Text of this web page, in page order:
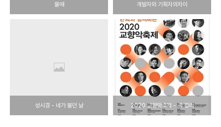
물때 개발자와 기획자의차이
성시경 - 네가 불던 날 2020 교향악축제 - 곡 정리